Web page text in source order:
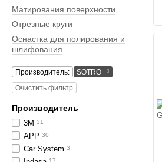
Матирования поверхности
Отрезные круги
Оснастка для полирования и
шлифования
Производитель:
SOTRO
Очистить фильтр
Производитель
3M 31
APP 30
Car System 3
17